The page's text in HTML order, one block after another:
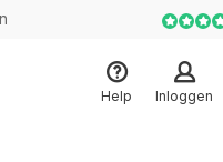
Help Inloggen